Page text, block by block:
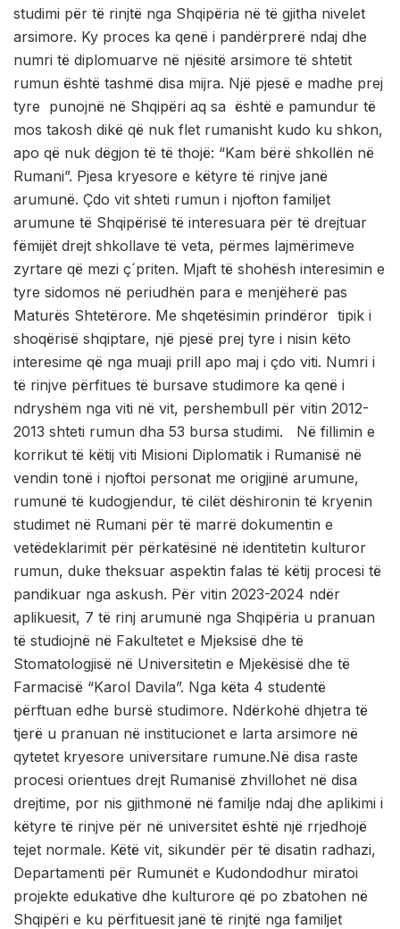
studimi për të rinjtë nga Shqipëria në të gjitha nivelet
arsimore. Ky proces ka qenë i pandërprerë ndaj dhe
numri të diplomuarve në njësitë arsimore të shtetit
rumun është tashmë disa mijra. Një pjesë e madhe prej
tyre punojnë në Shqipëri aq sa është e pamundur të
mos takosh dikë që nuk flet rumanisht kudo ku shkon,
apo që nuk dëgjon të të thojë: “Kam bërë shkollën në
Rumani”. Pjesa kryesore e këtyre të rinjve janë
arumunë. Çdo vit shteti rumun i njofton familjet
arumune të Shqipërisë të interesuara për të drejtuar
fëmijët drejt shkollave të veta, përmes lajmërimeve
zyrtare që mezi ç´priten. Mjaft të shohësh interesimin e
tyre sidomos në periudhën para e menjëherë pas
Maturës Shtetërore. Me shqetësimin prindëror tipik i
shoqërisë shqiptare, një pjesë prej tyre i nisin këto
interesime që nga muaji prill apo maj i çdo viti. Numri i
të rinjve përfitues të bursave studimore ka qenë i
ndryshëm nga viti në vit, pershembull për vitin 2012-
2013 shteti rumun dha 53 bursa studimi. Në fillimin e
korrikut të këtij viti Misioni Diplomatik i Rumanisë në
vendin tonë i njoftoi personat me origjinë arumune,
rumunë të kudogjendur, të cilët dëshironin të kryenin
studimet në Rumani për të marrë dokumentin e
vetëdeklarimit për përkatësinë në identitetin kulturor
rumun, duke theksuar aspektin falas të këtij procesi të
pandikuar nga askush. Për vitin 2023-2024 ndër
aplikuesit, 7 të rinj arumunë nga Shqipëria u pranuan
të studiojnë në Fakultetet e Mjeksisë dhe të
Stomatologjisë në Universitetin e Mjekësisë dhe të
Farmacisë “Karol Davila”. Nga këta 4 studentë
përftuan edhe bursë studimore. Ndërkohë dhjetra të
tjerë u pranuan në institucionet e larta arsimore në
qytetet kryesore universitare rumune.Në disa raste
procesi orientues drejt Rumanisë zhvillohet në disa
drejtime, por nis gjithmonë në familje ndaj dhe aplikimi i
këtyre të rinjve për në universitet është një rrjedhojë
tejet normale. Këtë vit, sikundër për të disatin radhazi,
Departamenti për Rumunët e Kudondodhur miratoi
projekte edukative dhe kulturore që po zbatohen në
Shqipëri e ku përfituesit janë të rinjtë nga familjet